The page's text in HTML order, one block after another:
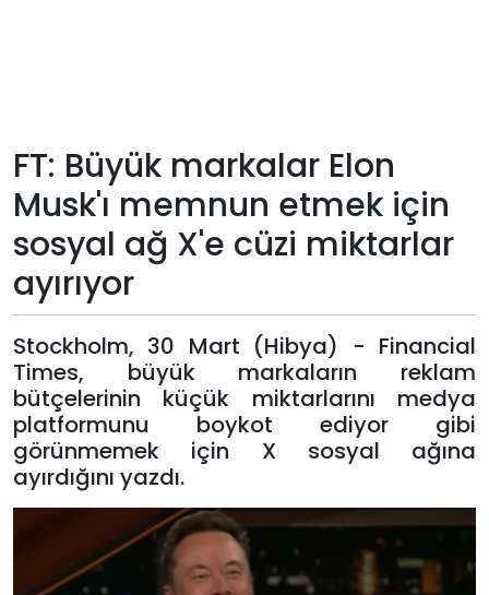
Künye
Giriş
Yap
FT: Büyük markalar Elon
Musk'ı memnun etmek için
sosyal ağ X'e cüzi miktarlar
ayırıyor
Stockholm, 30 Mart (Hibya) - Financial
Times, büyük markaların reklam
bütçelerinin küçük miktarlarını medya
platformunu boykot ediyor gibi
görünmemek için X sosyal ağına
ayırdığını yazdı.